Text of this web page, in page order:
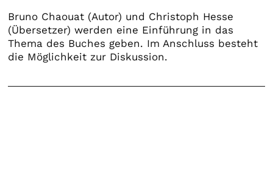
Bruno Chaouat (Autor) und Christoph Hesse
(Übersetzer) werden eine Einführung in das
Thema des Buches geben. Im Anschluss besteht
die Möglichkeit zur Diskussion.